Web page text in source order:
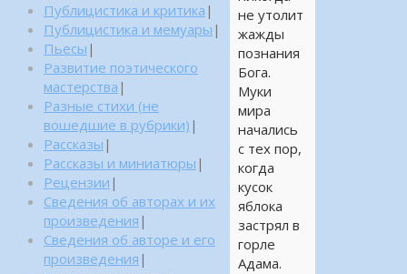
не утолит
жажды
познания
Бога.
Муки
мира
начались
с тех пор,
когда
кусок
яблока
застрял в
горле
Адама.
Публицистика и критика |
Публицистика и мемуары |
Пьесы |
Развитие поэтического
мастерства |
Разные стихи (не
вошедшие в рубрики) |
Рассказы |
Рассказы и миниатюры |
Рецензии |
Сведения об авторах и их
произведения |
Сведения об авторе и его
произведения |